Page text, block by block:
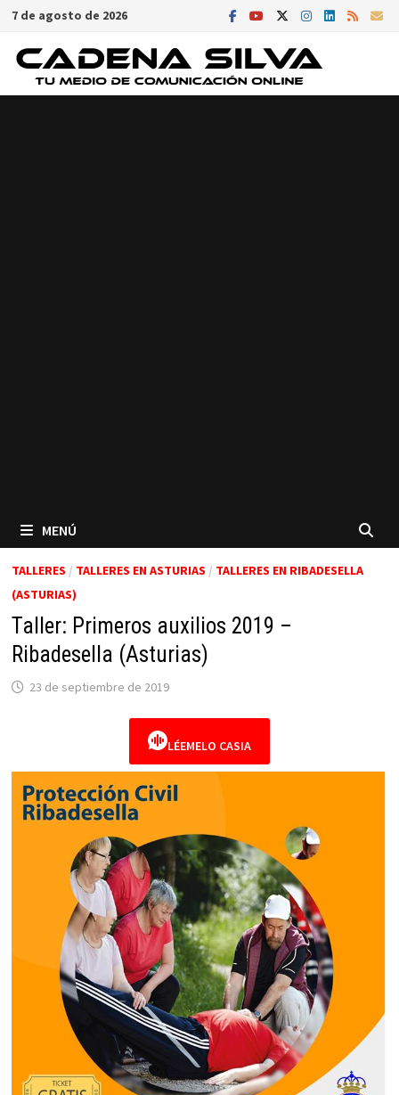
Saltar
contenido
7 de agosto de 2026
MENÚ
TALLERES / TALLERES EN ASTURIAS / TALLERES EN RIBADESELLA
(ASTURIAS)
Taller: Primeros auxilios 2019 –
Ribadesella (Asturias)
23 de septiembre de 2019
LÉEMELO CASIA